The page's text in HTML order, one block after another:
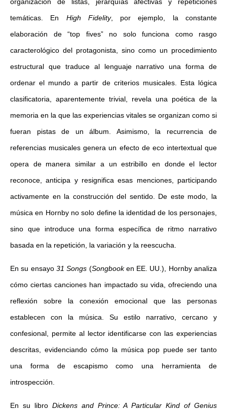
temáticas. En High Fidelity, por ejemplo, la constante
elaboración de “top fives” no solo funciona como rasgo
caracterológico del protagonista, sino como un procedimiento
estructural que traduce al lenguaje narrativo una forma de
ordenar el mundo a partir de criterios musicales. Esta lógica
clasificatoria, aparentemente trivial, revela una poética de la
memoria en la que las experiencias vitales se organizan como si
fueran pistas de un álbum. Asimismo, la recurrencia de
referencias musicales genera un efecto de eco intertextual que
opera de manera similar a un estribillo en donde el lector
reconoce, anticipa y resignifica esas menciones, participando
activamente en la construcción del sentido. De este modo, la
música en Hornby no solo define la identidad de los personajes,
sino que introduce una forma específica de ritmo narrativo
basada en la repetición, la variación y la reescucha.
En su ensayo 31 Songs (Songbooken EE. UU.), Hornby analiza
cómo ciertas canciones han impactado su vida, ofreciendo una
reflexión sobre la conexión emocional que las personas
establecen con la música. Su estilo narrativo, cercano y
confesional, permite al lector identificarse con las experiencias
descritas, evidenciando cómo la música pop puede ser tanto
una forma de escapismo como una herramienta de
introspección.
En su libro Dickens and Prince: A Particular Kind of Genius